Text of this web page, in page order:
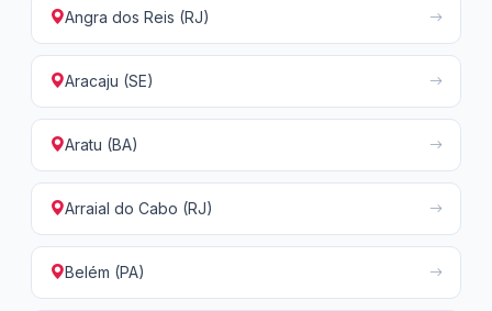
Angra dos Reis (RJ)
Aracaju (SE)
Aratu (BA)
Arraial do Cabo (RJ)
Belém (PA)